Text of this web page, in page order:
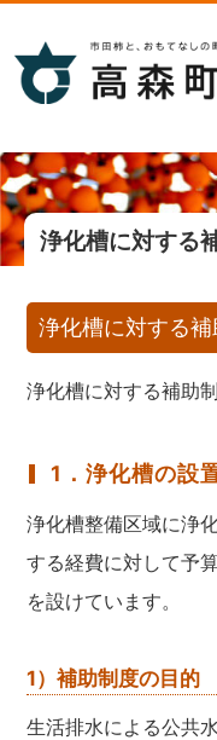
浄化槽に対する
浄化槽に対する
浄化槽に対する補助
1．浄化槽の設
浄化槽整備区域に浄
する経費に対して予
を設けています。
1）補助制度の目的
生活排水による公共